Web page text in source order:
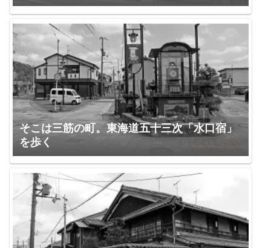
そこは三筋の町。東海道五十三次「水口宿」
を歩く